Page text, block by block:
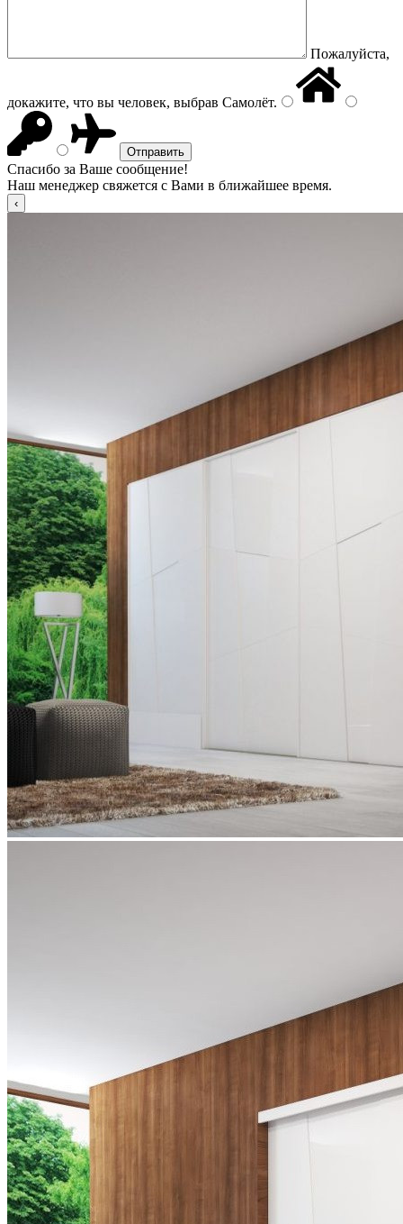
Пожалуйста,
докажите, что вы человек, выбрав Самолёт.
Спасибо за Ваше сообщение!
Наш менеджер свяжется с Вами в ближайшее время.